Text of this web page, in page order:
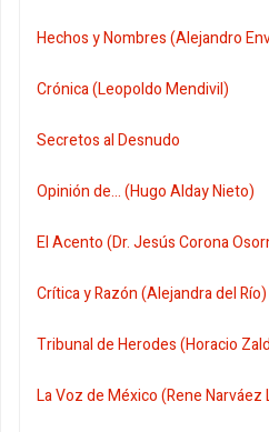
Hechos y Nombres (Alejandro
Crónica (Leopoldo Mendivil)
Secretos al Desnudo
Opinión de... (Hugo Alday Nieto)
El Acento (Dr. Jesús Corona
Crítica y Razón (Alejandra del Río)
Tribunal de Herodes (Horacio
La Voz de México (Rene Narváez